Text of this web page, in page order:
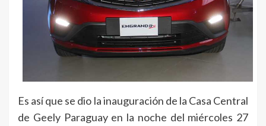
Es así que se dio la inauguración de la Casa Central
de Geely Paraguay en la noche del miércoles 27